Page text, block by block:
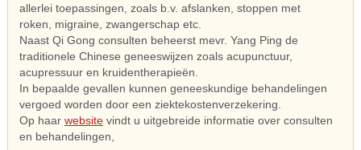
allerlei toepassingen, zoals b.v. afslanken, stoppen met
roken, migraine, zwangerschap etc.
Naast Qi Gong consulten beheerst mevr. Yang Ping de
traditionele Chinese geneeswijzen zoals acupunctuur,
acupressuur en kruidentherapieën.
In bepaalde gevallen kunnen geneeskundige behandelingen
vergoed worden door een ziektekostenverzekering.
Op haar website vindt u uitgebreide informatie over consulten
en behandelingen,